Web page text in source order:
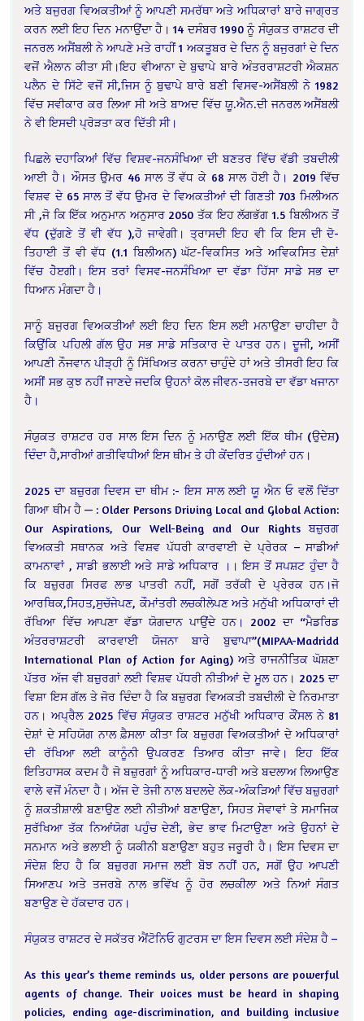
ਅਤੇ ਬਜੁਰਗ ਵਿਅਕਤੀਆਂ ਨੂੰ ਆਪਣੀ ਸਮਰੱਥਾ ਅਤੇ ਅਧਿਕਾਰਾਂ ਬਾਰੇ ਜਾਗ੍ਰਤ
ਕਰਨ ਲਈ ਇਹ ਦਿਨ ਮਨਾਉਂਦਾ ਹੈ। 14 ਦਸੰਬਰ 1990 ਨੂੰ ਸੰਯੁਕਤ ਰਾਸ਼ਟਰ ਦੀ
ਜਨਰਲ ਅਸੈਂਬਲੀ ਨੇ ਆਪਣੇ ਮਤੇ ਰਾਹੀਂ 1 ਅਕਤੂਬਰ ਦੇ ਦਿਨ ਨੂੰ ਬਜੁਰਗਾਂ ਦੇ ਦਿਨ
ਵਜੋਂ ਐਲਾਨ ਕੀਤਾ ਸੀ।ਇਹ ਵੀਆਨਾ ਦੇ ਬੁਢਾਪੇ ਬਾਰੇ ਅੰਤਰਰਾਸ਼ਟਰੀ ਐਕਸ਼ਨ
ਪਲੈਨ ਦੇ ਸਿੱਟੇ ਵਜੋਂ ਸੀ,ਜਿਸ ਨੂੰ ਬੁਢਾਪੇ ਬਾਰੇ ਬਣੀ ਵਿਸਵ-ਅਸੈਂਬਲੀ ਨੇ 1982
ਵਿੱਚ ਸਵੀਕਾਰ ਕਰ ਲਿਆ ਸੀ ਅਤੇ ਬਾਅਦ ਵਿੱਚ ਯੂ.ਐਨ.ਦੀ ਜਨਰਲ ਅਸੈਂਬਲੀ
ਨੇ ਵੀ ਇਸਦੀ ਪ੍ਰੋੜਤਾ ਕਰ ਦਿੱਤੀ ਸੀ।
ਪਿਛਲੇ ਦਹਾਕਿਆਂ ਵਿੱਚ ਵਿਸ਼ਵ-ਜਨਸੰਖਿਆ ਦੀ ਬਣਤਰ ਵਿੱਚ ਵੱਡੀ ਤਬਦੀਲੀ
ਆਈ ਹੈ। ਔਸਤ ਉਮਰ 46 ਸਾਲ ਤੋਂ ਵੱਧ ਕੇ 68 ਸਾਲ ਹੋਈ ਹੈ। 2019 ਵਿੱਚ
ਵਿਸ਼ਵ ਦੇ 65 ਸਾਲ ਤੋਂ ਵੱਧ ਉਮਰ ਦੇ ਵਿਅਕਤੀਆਂ ਦੀ ਗਿਣਤੀ 703 ਮਿਲੀਅਨ
ਸੀ ,ਜੋ ਕਿ ਇੱਕ ਅਨੁਮਾਨ ਅਨੁਸਾਰ 2050 ਤੱਕ ਇਹ ਲੱਗਭੱਗ 1.5 ਬਿਲੀਅਨ ਤੋਂ
ਵੱਧ (ਦੁੱਗਣੇ ਤੋਂ ਵੀ ਵੱਧ ),ਹੋ ਜਾਵੇਗੀ। ਤ੍ਰਾਸਦੀ ਇਹ ਵੀ ਕਿ ਇਸ ਦੀ ਦੋ-
ਤਿਹਾਈ ਤੋਂ ਵੀ ਵੱਧ (1.1 ਬਿਲੀਅਨ) ਘੱਟ-ਵਿਕਸਿਤ ਅਤੇ ਅਵਿਕਸਿਤ ਦੇਸ਼ਾਂ
ਵਿੱਚ ਹੋੇੲਗੀ। ਇਸ ਤਰਾਂ ਵਿਸਵ-ਜਨਸੰਖਿਆ ਦਾ ਵੱਡਾ ਹਿੱਸਾ ਸਾਡੇ ਸਭ ਦਾ
ਧਿਆਨ ਮੰਗਦਾ ਹੈ।
ਸਾਨੂੰ ਬਜੁਰਗ ਵਿਅਕਤੀਆਂ ਲਈ ਇਹ ਦਿਨ ਇਸ ਲਈ ਮਨਾਉਣਾ ਚਾਹੀਦਾ ਹੈ
ਕਿਉਂਕਿ ਪਹਿਲੀ ਗੱਲ ਉਹ ਸਭ ਸਾਡੇ ਸਤਿਕਾਰ ਦੇ ਪਾਤਰ ਹਨ। ਦੂਜੀ, ਅਸੀਂ
ਆਪਣੀ ਨੌਜਵਾਨ ਪੀੜ੍ਹੀ ਨੂੰ ਸਿੱਖਿਅਤ ਕਰਨਾ ਚਾਹੁੰਦੇ ਹਾਂ ਅਤੇ ਤੀਸਰੀ ਇਹ ਕਿ
ਅਸੀਂ ਸਭ ਕੁਝ ਨਹੀਂ ਜਾਣਦੇ ਜਦਕਿ ਉਹਨਾਂ ਕੋਲ ਜੀਵਨ-ਤਜਰਬੇ ਦਾ ਵੱਡਾ ਖਜਾਨਾ
ਹੈ।
ਸੰਯੁਕਤ ਰਾਸ਼ਟਰ ਹਰ ਸਾਲ ਇਸ ਦਿਨ ਨੂੰ ਮਨਾਉਣ ਲਈ ਇੱਕ ਥੀਮ (ਉਦੇਸ਼)
ਦਿੰਦਾ ਹੈ,ਸਾਰੀਆਂ ਗਤੀਵਿਧੀਆਂ ਇਸ ਥੀਮ ਤੇ ਹੀ ਕੇਂਦਰਿਤ ਹੁੰਦੀਆਂ ਹਨ।
2025 ਦਾ ਬਜ਼ੁਰਗ ਦਿਵਸ ਦਾ ਥੀਮ :- ਇਸ ਸਾਲ ਲਈ ਯੂ ਐਨ ਓ ਵਲੋਂ ਦਿੱਤਾ
ਗਿਆ ਥੀਮ ਹੈ — : Older Persons Driving Local and Global Action:
Our Aspirations, Our Well-Being and Our Rights ਬਜ਼ੁਰਗ
ਵਿਅਕਤੀ ਸਥਾਨਕ ਅਤੇ ਵਿਸ਼ਵ ਪੱਧਰੀ ਕਾਰਵਾਈ ਦੇ ਪ੍ਰੇਰਕ – ਸਾਡੀਆਂ
ਕਾਮਨਾਵਾਂ , ਸਾਡੀ ਭਲਾਈ ਅਤੇ ਸਾਡੇ ਅਧਿਕਾਰ ।। ਇਸ ਤੋਂ ਸਪਸ਼ਟ ਹੁੰਦਾ ਹੈ
ਕਿ ਬਜ਼ੁਰਗ ਸਿਰਫ ਲਾਭ ਪਾਤਰੀ ਨਹੀਂ, ਸਗੋਂ ਤਰੱਕੀ ਦੇ ਪ੍ਰੇਰਕ ਹਨ।ਜੋ
ਆਰਥਿਕ,ਸਿਹਤ,ਸੁਚੱਜੇਪਣ, ਕੌਮਾਂਤਰੀ ਲਚਕੀਲੇਪਣ ਅਤੇ ਮਨੁੱਖੀ ਅਧਿਕਾਰਾਂ ਦੀ
ਰੱਖਿਆ ਵਿੱਚ ਆਪਣਾ ਵੱਡਾ ਯੋਗਦਾਨ ਪਾਉਂਦੇ ਹਨ। 2002 ਦਾ “ਮੈਡਰਿਡ
ਅੰਤਰਰਾਸ਼ਟਰੀ ਕਾਰਵਾਈ ਯੋਜਨਾ ਬਾਰੇ ਬੁਢਾਪਾ”(MIPAA-Madridd
International Plan of Action for Aging) ਅਤੇ ਰਾਜਨੀਤਿਕ ਘੋਸ਼ਣਾ
ਪੱਤਰ ਅੱਜ ਵੀ ਬਜ਼ੁਰਗਾਂ ਲਈ ਵਿਸ਼ਵ ਪੱਧਰੀ ਨੀਤੀਆਂ ਦੇ ਮੂਲ ਹਨ। 2025 ਦਾ
ਵਿਸ਼ਾ ਇਸ ਗੱਲ ਤੇ ਜੋਰ ਦਿੰਦਾ ਹੈ ਕਿ ਬਜ਼ੁਰਗ ਵਿਅਕਤੀ ਤਬਦੀਲੀ ਦੇ ਨਿਰਮਾਤਾ
ਹਨ। ਅਪ੍ਰੈਲ 2025 ਵਿੱਚ ਸੰਯੁਕਤ ਰਾਸ਼ਟਰ ਮਨੁੱਖੀ ਅਧਿਕਾਰ ਕੌਂਸਲ ਨੇ 81
ਦੇਸ਼ਾਂ ਦੇ ਸਹਿਯੋਗ ਨਾਲ ਫ਼ੈਸਲਾ ਕੀਤਾ ਕਿ ਬਜ਼ੁਰਗ ਵਿਅਕਤੀਆਂ ਦੇ ਅਧਿਕਾਰਾਂ
ਦੀ ਰੱਖਿਆ ਲਈ ਕਾਨੂੰਨੀ ਉਪਕਰਣ ਤਿਆਰ ਕੀਤਾ ਜਾਵੇ। ਇਹ ਇੱਕ
ਇਤਿਹਾਸਕ ਕਦਮ ਹੈ ਜੋ ਬਜ਼ੁਰਗਾਂ ਨੂੰ ਅਧਿਕਾਰ-ਧਾਰੀ ਅਤੇ ਬਦਲਾਅ ਲਿਆਉਣ
ਵਾਲੇ ਵਜੋਂ ਮੰਨਦਾ ਹੈ। ਅੱਜ ਦੇ ਤੇਜੀ ਨਾਲ ਬਦਲਦੇ ਲੋਕ-ਅੰਕੜਿਆਂ ਵਿੱਚ ਬਜ਼ੁਰਗਾਂ
ਨੂੰ ਸ਼ਕਤੀਸ਼ਾਲੀ ਬਣਾਉਣ ਲਈ ਨੀਤੀਆਂ ਬਣਾਉਣਾ, ਸਿਹਤ ਸੇਵਾਵਾਂ ਤੇ ਸਮਾਜਿਕ
ਸੁਰੱਖਿਆ ਤੱਕ ਨਿਆਂਯੋਗ ਪਹੁੰਚ ਦੇਣੀ, ਭੇਦ ਭਾਵ ਮਿਟਾਉਣਾ ਅਤੇ ਉਹਨਾਂ ਦੇ
ਸਨਮਾਨ ਅਤੇ ਭਲਾਈ ਨੂੰ ਯਕੀਨੀ ਬਣਾਉਣਾ ਬਹੁਤ ਜਰੂਰੀ ਹੈ। ਇਸ ਦਿਵਸ ਦਾ
ਸੰਦੇਸ਼ ਇਹ ਹੈ ਕਿ ਬਜ਼ੁਰਗ ਸਮਾਜ ਲਈ ਬੋਝ ਨਹੀਂ ਹਨ, ਸਗੋਂ ਉਹ ਆਪਣੀ
ਸਿਆਣਪ ਅਤੇ ਤਜਰਬੇ ਨਾਲ ਭਵਿੱਖ ਨੂੰ ਹੋਰ ਲਚਕੀਲਾ ਅਤੇ ਨਿਆਂ ਸੰਗਤ
ਬਣਾਉਣ ਦੇ ਹੱਕਦਾਰ ਹਨ।
ਸੰਯੁਕਤ ਰਾਸ਼ਟਰ ਦੇ ਸਕੱਤਰ ਐਂਟੋਨਿਓ ਗੁਟਰਸ ਦਾ ਇਸ ਦਿਵਸ ਲਈ ਸੰਦੇਸ਼ ਹੈ –
As this year’s theme reminds us, older persons are powerful
agents of change. Their voices must be heard in shaping
policies, ending age-discrimination, and building inclusive